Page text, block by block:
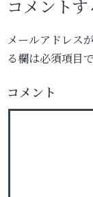
コメントす
メールアドレス
る欄は必須項目
コメント